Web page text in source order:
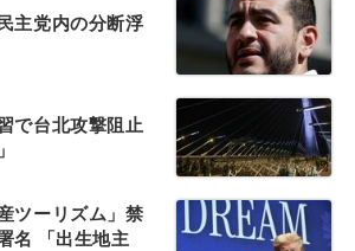
主党内の分断浮
で台北攻撃阻止
ツーリズム」禁
名 「出生地主